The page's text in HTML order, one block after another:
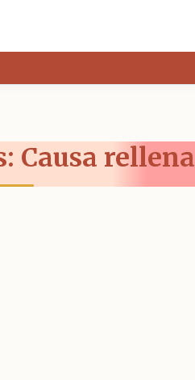
Causa rellena